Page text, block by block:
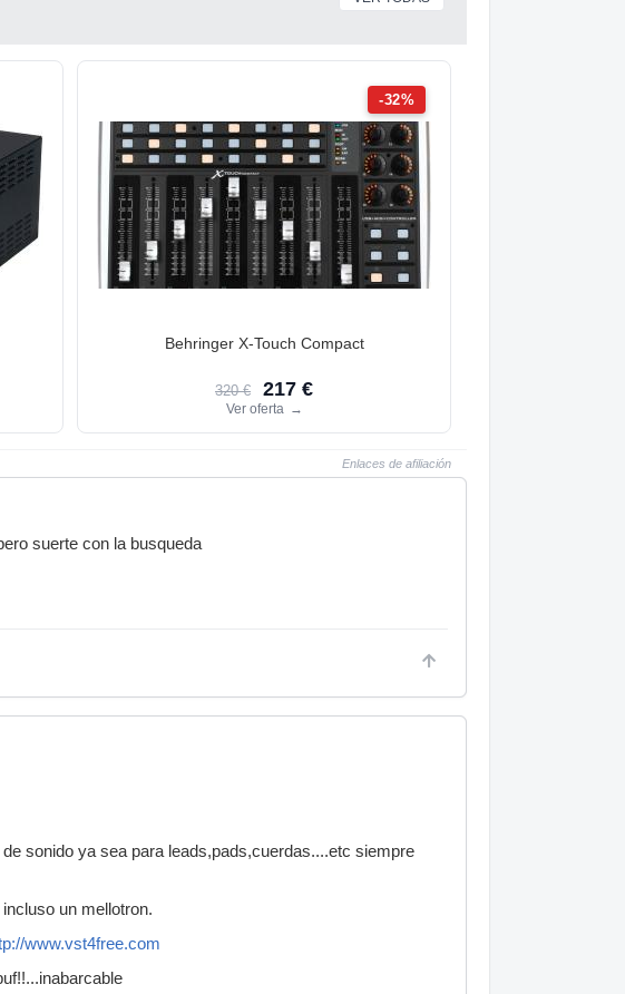
-32%
Behringer X-Touch Compact
320 € 217 €
Ver oferta →
Enlaces de afiliación
suerte con la busqueda
sonido ya sea para leads,pads,cuerdas....etc siempre
un mellotron.
www.vst4free.com